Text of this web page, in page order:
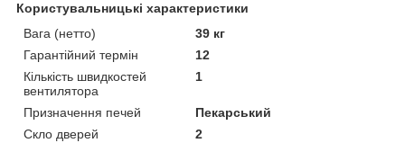
Користувальницькі характеристики
Вага (нетто)
39 кг
Гарантійний термін
12
Кількість швидкостей
вентилятора
1
Призначення печей
Пекарський
Скло дверей
2